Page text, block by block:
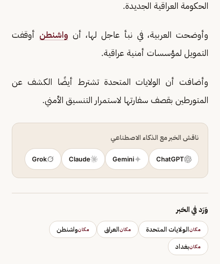
الحكومة العراقية الجديدة.
وأوضحت العربية، في نبأ عاجل لها، أن واشنطن أوقفت
التمويل لمؤسسات أمنية عراقية.
وأضافت أن الولايات المتحدة تشترط أيضًا الكشف عن
المتورطين بقصف سفارتها لاستمرار التنسيق الأمني.
ناقش الخبر مع الذكاء الاصطناعي
ChatGPT
Gemini
Claude
Grok
وَرَد في الخبر
مكانالولايات المتحدة مكانالعراق مكانواشنطن
مكانبغداد